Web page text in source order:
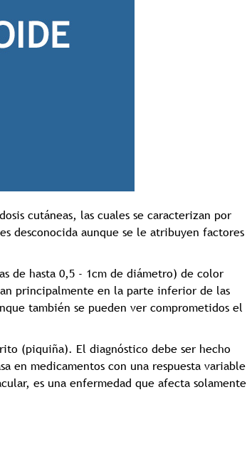
cutáneas, las cuales se caracterizan por
desconocida aunque se le atribuyen factores
de hasta 0,5 - 1cm de diámetro) de color
principalmente en la parte inferior de las
también se pueden ver comprometidos el
(piquiña). El diagnóstico debe ser hecho
en medicamentos con una respuesta variable
es una enfermedad que afecta solamente